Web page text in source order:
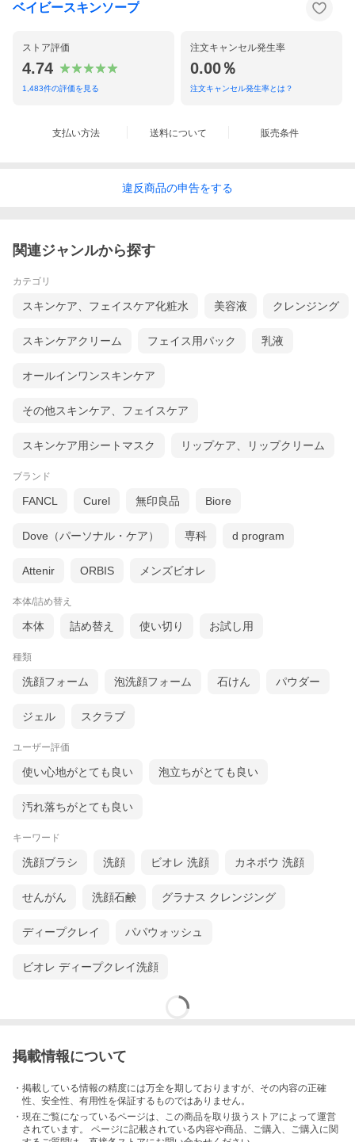
ベイビースキンソープ
ストア評価
4.74
1,483件の評価を見る
注文キャンセル発生率
0.00％
注文キャンセル発生率とは？
支払い方法 送料について 販売条件
違反商品の申告をする
関連ジャンルから探す
カテゴリ
スキンケア、フェイスケア化粧水 美容液 クレンジング
スキンケアクリーム フェイス用パック 乳液
オールインワンスキンケア
その他スキンケア、フェイスケア
スキンケア用シートマスク リップケア、リップクリーム
ブランド
FANCL Curel 無印良品 Biore
Dove（パーソナル・ケア） 専科 d program
Attenir ORBIS メンズビオレ
本体/詰め替え
本体 詰め替え 使い切り お試し用
種類
洗顔フォーム 泡洗顔フォーム 石けん パウダー
ジェル スクラブ
ユーザー評価
使い心地がとても良い 泡立ちがとても良い
汚れ落ちがとても良い
キーワード
洗顔ブラシ 洗顔 ビオレ 洗顔 カネボウ 洗顔
せんがん 洗顔石鹸 グラナス クレンジング
ディープクレイ パパウォッシュ
ビオレ ディープクレイ洗顔
掲載情報について
・掲載している情報の精度には万全を期しておりますが、その内容の正確
性、安全性、有用性を保証するものではありません。
・現在ご覧になっているページは、この商品を取り扱うストアによって運営
されています。 ページに記載されている内容や商品、ご購入 、ご購入に関